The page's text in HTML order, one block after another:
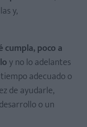
y,
cumpla, poco a
y no lo adelantes
adecuado o
de ayudarle,
o un